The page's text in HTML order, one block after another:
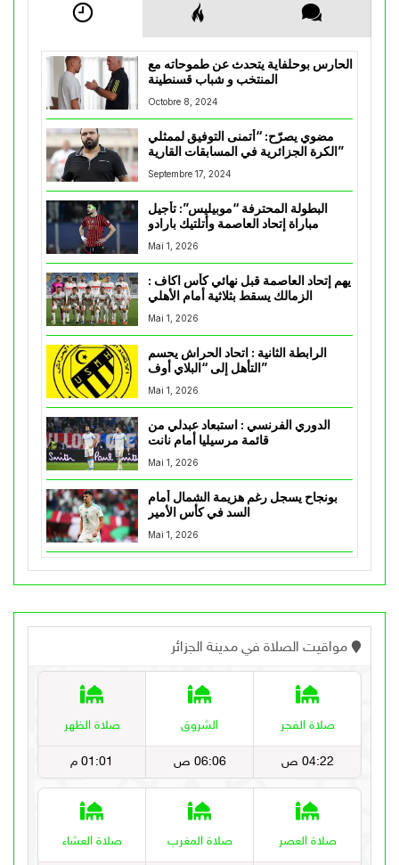
الحارس بوحلفاية يتحدث عن طموحاته مع
المنتخب و شباب قسنطينة
Octobre 8, 2024
مضوي يصرّح: “أتمنى التوفيق لممثلي
الكرة الجزائرية في المسابقات القارية”
Septembre 17, 2024
البطولة المحترفة “موبيليس”: تأجيل
مباراة إتحاد العاصمة وأتلتيك بارادو
Mai 1, 2026
يهم إتحاد العاصمة قبل نهائي كأس اكاف :
Mai 1, 2026
الرابطة الثانية : اتحاد الحراش يحسم
التأهل إلى “البلاي أوف”
Mai 1, 2026
الدوري الفرنسي : استبعاد عبدلي من
قائمة مرسيليا أمام نانت
Mai 1, 2026
بونجاح يسجل رغم هزيمة الشمال أمام
السد في كأس الأمير
Mai 1, 2026